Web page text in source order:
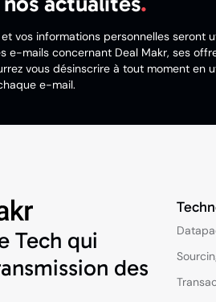
vos informations personnelles seront
e-mails concernant Deal Makr, ses
vous désinscrire à tout moment en
e-mail.
Tech qui
des